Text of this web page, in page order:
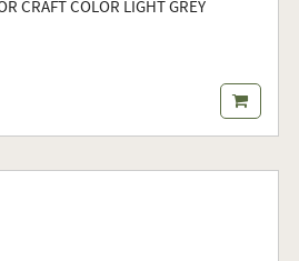
CRAFT COLOR LIGHT GREY